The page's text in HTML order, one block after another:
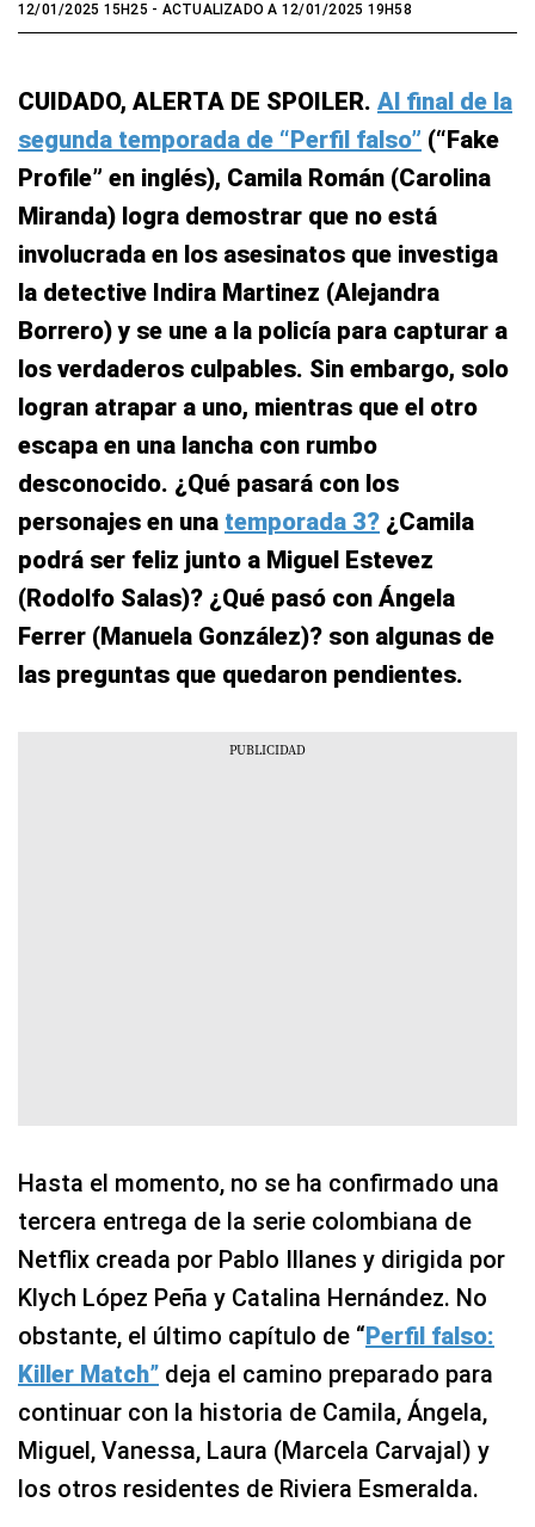
12/01/2025 15H25 - ACTUALIZADO A 12/01/2025 19H58
CUIDADO, ALERTA DE SPOILER. Al final de la
segunda temporada de “Perfil falso” (“Fake
Profile” en inglés), Camila Román (Carolina
Miranda) logra demostrar que no está
involucrada en los asesinatos que investiga
la detective Indira Martinez (Alejandra
Borrero) y se une a la policía para capturar a
los verdaderos culpables. Sin embargo, solo
logran atrapar a uno, mientras que el otro
escapa en una lancha con rumbo
desconocido. ¿Qué pasará con los
personajes en una temporada 3? ¿Camila
podrá ser feliz junto a Miguel Estevez
(Rodolfo Salas)? ¿Qué pasó con Ángela
Ferrer (Manuela González)? son algunas de
las preguntas que quedaron pendientes.
Hasta el momento, no se ha confirmado una
tercera entrega de la serie colombiana de
Netflix creada por Pablo Illanes y dirigida por
Klych López Peña y Catalina Hernández. No
obstante, el último capítulo de “Perfil falso:
Killer Match” deja el camino preparado para
continuar con la historia de Camila, Ángela,
Miguel, Vanessa, Laura (Marcela Carvajal) y
los otros residentes de Riviera Esmeralda.